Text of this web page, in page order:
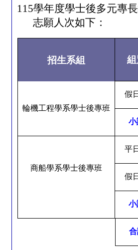
115學年度學士後多元專
志願人次如下：
招生系組 組
輪機工程學系學士後專班
假
商船學系學士後專班
平
假